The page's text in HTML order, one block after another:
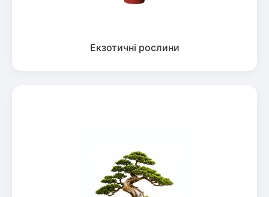
Екзотичні рослини